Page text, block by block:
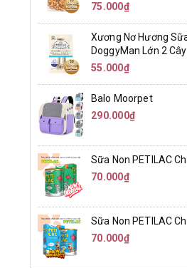
75.000₫
Xương Nơ Hương
DoggyMan Lớn 2 Cây
55.000₫
Balo Moorpet
290.000₫
Sữa Non PETILAC
70.000₫
Sữa Non PETILAC
70.000₫